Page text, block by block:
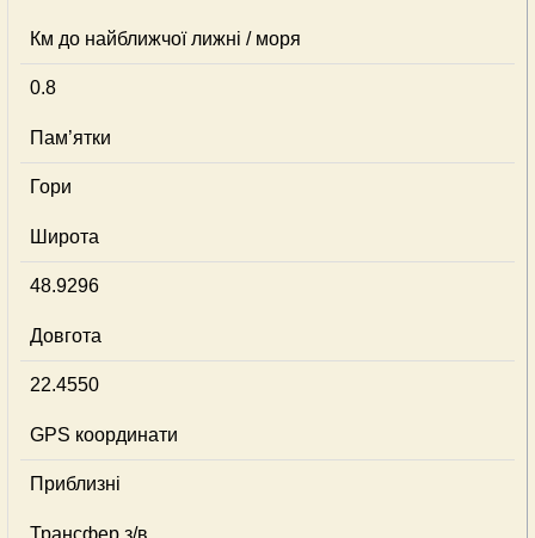
Км до найближчої лижні / моря
0.8
Пам’ятки
Гори
Широта
48.9296
Довгота
22.4550
GPS координати
Приблизні
Трансфер з/в